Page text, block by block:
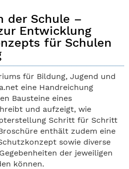
der Schule –
Entwicklung
für Schulen
für Bildung, Jugend und
eine Handreichung
Bausteine eines
und aufzeigt, wie
Schritt für Schritt
enthält zudem eine
sowie diverse
der jeweiligen
können.